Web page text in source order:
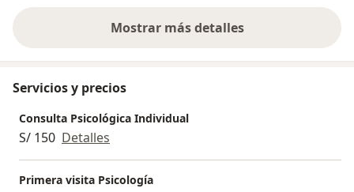
Mostrar más detalles
sobre la experiencia
Servicios y precios
Consulta Psicológica Individual
S/ 150 Detalles
Primera visita Psicología